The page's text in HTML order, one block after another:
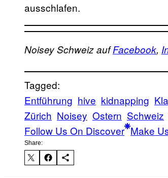
ausschlafen.
Noisey Schweiz aufFacebook,
Tagged:
Entführung hive kidnapping
Zürich Noisey Ostern Schweiz
Follow Us On Discover Make
Share: